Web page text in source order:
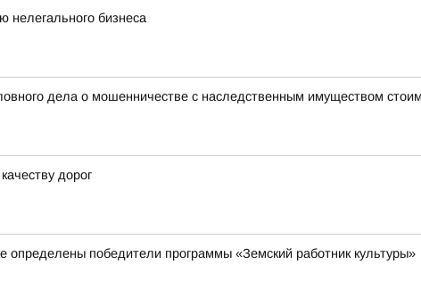
бизнеса
дела о мошенничестве с наследственным имуществом
дорог
победители программы «Земский работник культуры»